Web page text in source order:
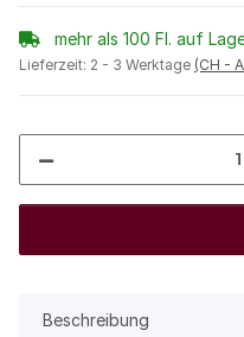
mehr als 100 Fl. auf
Lieferzeit: 2 - 3 Werktage (CH -
Beschreibung